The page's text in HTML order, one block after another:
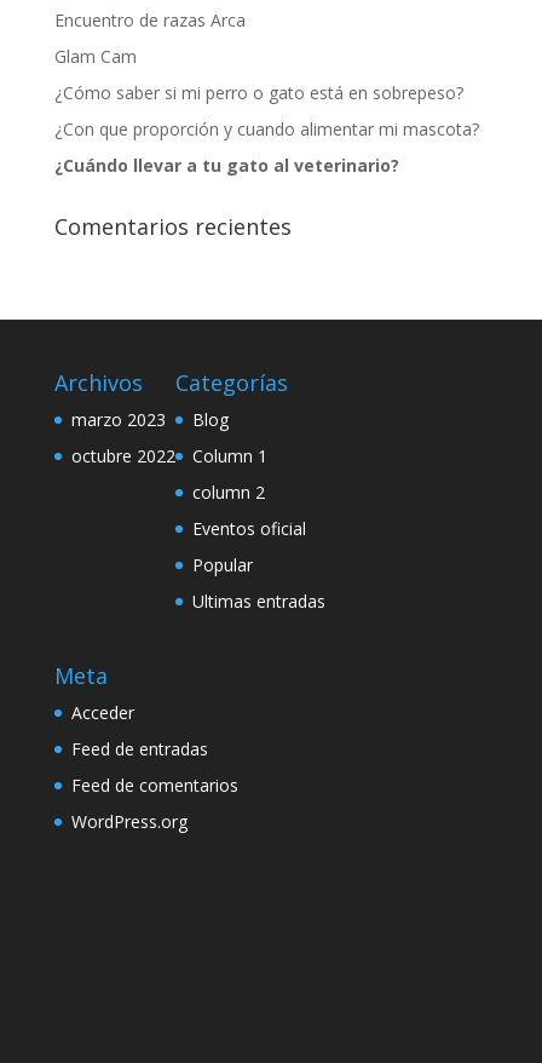
Encuentro de razas Arca
Glam Cam
¿Cómo saber si mi perro o gato está en sobrepeso?
¿Con que proporción y cuando alimentar mi mascota?
¿Cuándo llevar a tu gato al veterinario?
Comentarios recientes
Archivos
marzo 2023
octubre 2022
Categorías
Blog
Column 1
column 2
Eventos oficial
Popular
Ultimas entradas
Meta
Acceder
Feed de entradas
Feed de comentarios
WordPress.org